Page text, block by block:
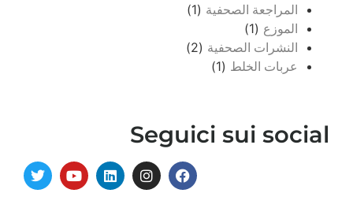
المراجعة الصحفية (1)
الموزع (1)
النشرات الصحفية (2)
عربات الخلط (1)
Seguici sui social